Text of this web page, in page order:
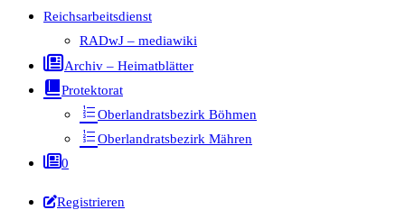
Reichsarbeitsdienst
RADwJ – mediawiki
Archiv – Heimatblätter
Protektorat
Oberlandratsbezirk Böhmen
Oberlandratsbezirk Mähren
0
Registrieren